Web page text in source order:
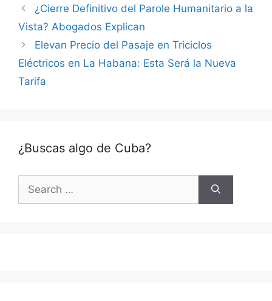
¿Cierre Definitivo del Parole Humanitario a la
Vista? Abogados Explican
Elevan Precio del Pasaje en Triciclos
Eléctricos en La Habana: Esta Será la Nueva
Tarifa
¿Buscas algo de Cuba?
for: